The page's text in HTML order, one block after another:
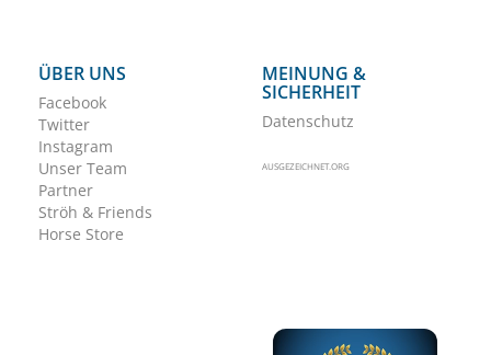
ÜBER UNS
Facebook
Twitter
Instagram
Unser Team
Partner
Ströh & Friends
Horse Store
MEINUNG &
SICHERHEIT
Datenschutz
AUSGEZEICHNET.ORG